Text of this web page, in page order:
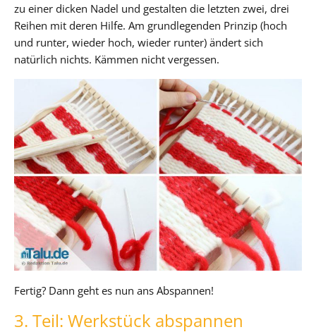
zu einer dicken Nadel und gestalten die letzten zwei, drei
Reihen mit deren Hilfe. Am grundlegenden Prinzip (hoch
und runter, wieder hoch, wieder runter) ändert sich
natürlich nichts. Kämmen nicht vergessen.
Fertig? Dann geht es nun ans Abspannen!
3. Teil: Werkstück abspannen